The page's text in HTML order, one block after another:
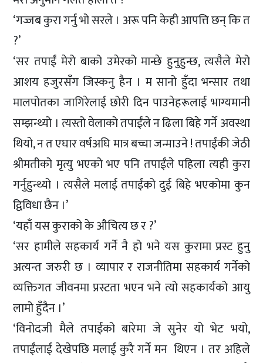
‘गज्जब कुरा गर्नु भो सरले । अरू पनि केही आपत्ति छन् कि त
?’
‘सर तपाईं मेरो बाको उमेरको मान्छे हुनुहुन्छ, त्यसैले मेरो
आशय हजुरसँग जिस्कनु हैन । म सानो हुँदा भन्सार तथा
मालपोतका जागिरेलाई छोरी दिन पाउनेहरूलाई भाग्यमानी
सम्झन्थ्यो । त्यस्तो वेलाको तपाईंले न ढिला बिहे गर्ने अवस्था
थियो, न त एघार वर्षअघि मात्र बच्चा जन्माउने ! तपाईंकी जेठी
श्रीमतीको मृत्यु भएको भए पनि तपाईंले पहिला त्यही कुरा
गर्नुहुन्थ्यो । त्यसैले मलाई तपाईंको दुई बिहे भएकोमा कुन
द्विविधा छैन ।’
‘यहाँ यस कुराको के औचित्य छ र ?’
‘सर हामीले सहकार्य गर्ने नै हो भने यस कुरामा प्रस्ट हुनु
अत्यन्त जरुरी छ । व्यापार र राजनीतिमा सहकार्य गर्नेको
व्यक्तिगत जीवनमा प्रस्टता भएन भने त्यो सहकार्यको आयु
लामो हुँदैन ।’
‘विनोदजी मैले तपाईंको बारेमा जे सुनेर यो भेट भयो,
तपाईंलाई देखेपछि मलाई कुरै गर्ने मन थिएन । तर अहिले